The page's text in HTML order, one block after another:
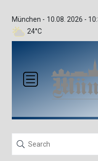
München -
24°C
10.08. 2026 -